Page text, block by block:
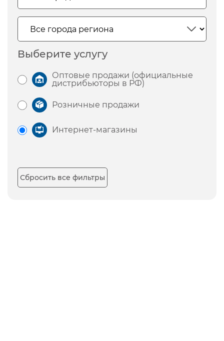
Выберите услугу
Оптовые продажи (официальные
дистрибьюторы в РФ)
Розничные продажи
Интернет-магазины
Сбросить все фильтры